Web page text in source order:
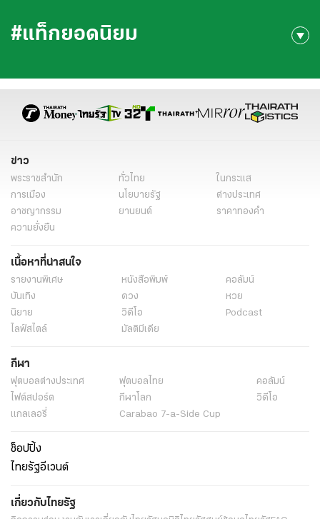
#แท็กยอดนิยม
ข่าว
พระราชสำนัก ทั่วไทย
ในกระแส
การเมือง
นโยบายรัฐ
ต่างประเทศ
อาชญากรรม
ยานยนต์
ราคาทองคำ
ความยั่งยืน
เนื้อหาที่น่าสนใจ
รายงานพิเศษ หนังสือพิมพ์
คอลัมน์
บันเทิง
ดวง
หวย
นิยาย
วิดีโอ
Podcast
ไลฟ์สไตล์
มัลติมีเดีย
กีฬา
ฟุตบอลต่่างประเทศ ฟุตบอลไทย
คอลัมน์
ไฟต์สปอร์ต
กีฬาโลก
วิดีโอ
แกลเลอรี่
Carabao 7-a-Side Cup
ช็อปปิ้ง
ไทยรัฐอีเวนต์
เกี่ยวกับไทยรัฐ